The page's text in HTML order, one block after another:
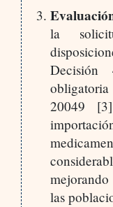
la
20049
las